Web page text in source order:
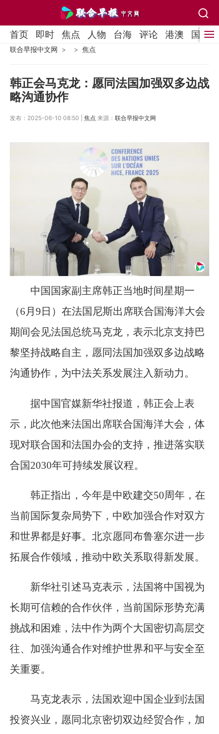
首页 即时 焦点 人物 台海 评论 港澳 国际
联合早报中文网 焦点
韩正会马克龙：愿同法国加强双多边战
略沟通协作
发布：2025-06-10 08:50 | 焦点 来源： 联合早报中文网
中国国家副主席韩正当地时间星期一
（6月9日）在法国尼斯出席联合国海洋大会
期间会见法国总统马克龙，表示北京支持巴
黎坚持战略自主，愿同法国加强双多边战略
沟通协作，为中法关系发展注入新动力。
据中国官媒新华社报道，韩正会上表
示，此次他来法国出席联合国海洋大会，体
现对联合国和法国办会的支持，推进落实联
合国2030年可持续发展议程。
韩正指出，今年是中欧建交50周年，在
当前国际复杂局势下，中欧加强合作对双方
和世界都是好事。北京愿同布鲁塞尔进一步
拓展合作领域，推动中欧关系取得新发展。
新华社引述马克表示，法国将中国视为
长期可信赖的合作伙伴，当前国际形势充满
挑战和困难，法中作为两个大国密切高层交
往、加强沟通合作对维护世界和平与安全至
关重要。
马克龙表示，法国欢迎中国企业到法国
投资兴业，愿同北京密切双边经贸合作，加